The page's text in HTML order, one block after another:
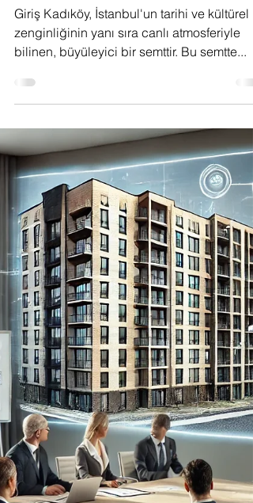
Profesyonelce
Yönetmek İçin
Giriş Kadıköy, İstanbul'un tarihi ve kültürel
bilinen, büyüleyici bir semttir. Bu semtte...